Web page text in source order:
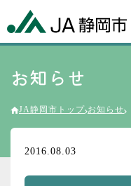
お知らせ
JA静岡市トップ お知らせ
2016.08.03